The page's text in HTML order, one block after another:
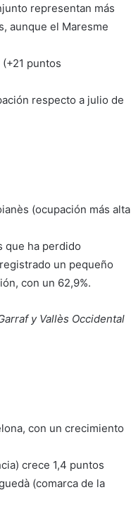
representan más
aunque el Maresme
puntos
respecto a julio de
(ocupación más alta
que ha perdido
un pequeño
con un 62,9%.
y Vallès Occidental
con un crecimiento
crece 1,4 puntos
(comarca de la